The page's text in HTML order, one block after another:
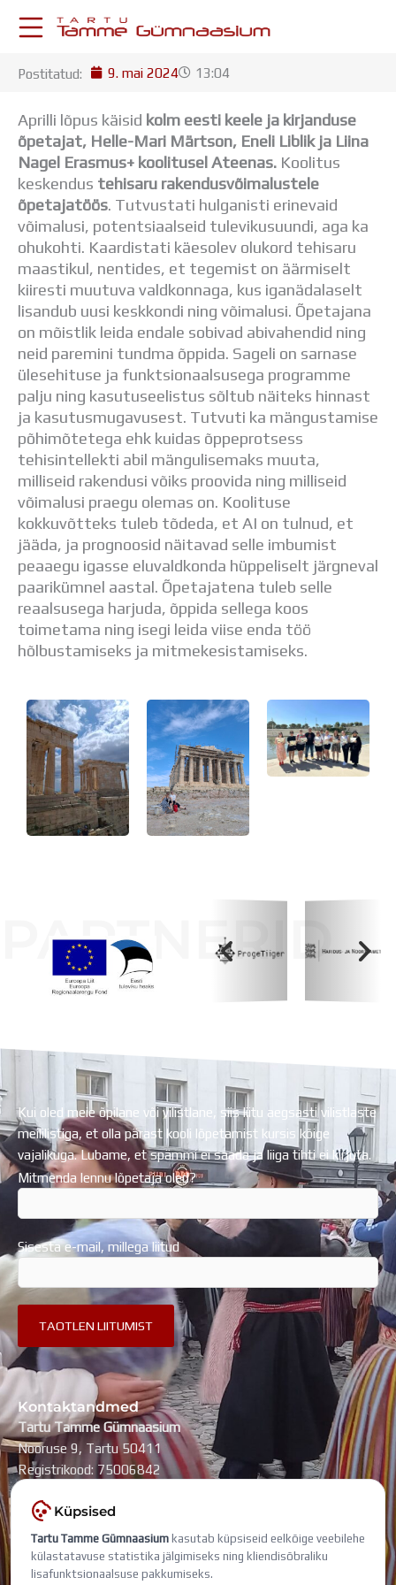
KESKKONNAD
Postkast
Drive
Tamme TV
Tamme Leht
Kooliraadio
Koorilaul
ÕPPETÖÖ
Tunniplaan
Aastaplaan
Õppekava
Ainepassid
Huviringid
Õpilastööd (UPT)
Distantsõpe
Kodukord
Projektid
ÜLDINFO
Sisseastumine
Meie kool
Dokumendid
Uudised
Lapsevanemale
Vilistlastele
Toitlustamine
Virtuaaltuur
Õpilasesindus
Tööpakkumised
Postitatud: 9. mai 2024 13:04
Aprilli lõpus käisid kolm eesti keele ja kirjanduse
õpetajat, Helle-Mari Märtson, Eneli Liblik ja Liina
Nagel Erasmus+ koolitusel Ateenas. Koolitus
keskendus tehisaru rakendusvõimalustele
õpetajatöös. Tutvustati hulganisti erinevaid
võimalusi, potentsiaalseid tulevikusuundi, aga ka
ohukohti. Kaardistati käesolev olukord tehisaru
maastikul, nentides, et tegemist on äärmiselt
kiiresti muutuva valdkonnaga, kus iganädalaselt
lisandub uusi keskkondi ning võimalusi. Õpetajana
on mõistlik leida endale sobivad abivahendid ning
neid paremini tundma õppida. Sageli on sarnase
ülesehituse ja funktsionaalsusega programme
palju ning kasutuseelistus sõltub näiteks hinnast
ja kasutusmugavusest. Tutvuti ka mängustamise
põhimõtetega ehk kuidas õppeprotsess
tehisintellekti abil mängulisemaks muuta,
milliseid rakendusi võiks proovida ning milliseid
võimalusi praegu olemas on. Koolituse
kokkuvõtteks tuleb tõdeda, et AI on tulnud, et
jääda, ja prognoosid näitavad selle imbumist
peaaegu igasse eluvaldkonda hüppeliselt järgneval
paarikümnel aastal. Õpetajatena tuleb selle
reaalsusega harjuda, õppida sellega koos
toimetama ning isegi leida viise enda töö
hõlbustamiseks ja mitmekesistamiseks.
PARTNERID
Kui oled meie õpilane või vilistlane, siis liitu aegsasti vilistlaste
meililistiga, et olla pärast kooli lõpetamist kursis kõige
vajalikuga. Lubame, et spämmi ei saada ja liiga tihti ei kirjuta.
Mitmenda lennu lõpetaja oled?
Sisesta e-mail, millega liitud
Kontaktandmed
Tartu Tamme Gümnaasium
Nooruse 9, Tartu 50411
Registrikood: 75006842
KONTAKTID
SearchSearch
Küpsised
Tartu Tamme Gümnaasium kasutab küpsiseid eelkõige veebilehe
külastatavuse statistika jälgimiseks ning kliendisõbraliku
lisafunktsionaalsuse pakkumiseks.